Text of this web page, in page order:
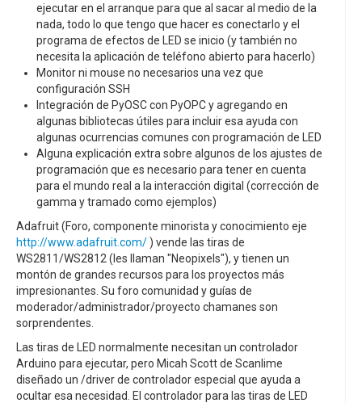
ejecutar en el arranque para que al sacar al medio de la
nada, todo lo que tengo que hacer es conectarlo y el
programa de efectos de LED se inicio (y también no
necesita la aplicación de teléfono abierto para hacerlo)
Monitor ni mouse no necesarios una vez que
configuración SSH
Integración de PyOSC con PyOPC y agregando en
algunas bibliotecas útiles para incluir esa ayuda con
algunas ocurrencias comunes con programación de LED
Alguna explicación extra sobre algunos de los ajustes de
programación que es necesario para tener en cuenta
para el mundo real a la interacción digital (corrección de
gamma y tramado como ejemplos)
Adafruit (Foro, componente minorista y conocimiento eje
http://www.adafruit.com/) vende las tiras de
WS2811/WS2812 (les llaman "Neopixels"), y tienen un
montón de grandes recursos para los proyectos más
impresionantes. Su foro comunidad y guías de
moderador/administrador/proyecto chamanes son
sorprendentes.
Las tiras de LED normalmente necesitan un controlador
Arduino para ejecutar, pero Micah Scott de Scanlime
diseñado un /driver de controlador especial que ayuda a
ocultar esa necesidad. El controlador para las tiras de LED